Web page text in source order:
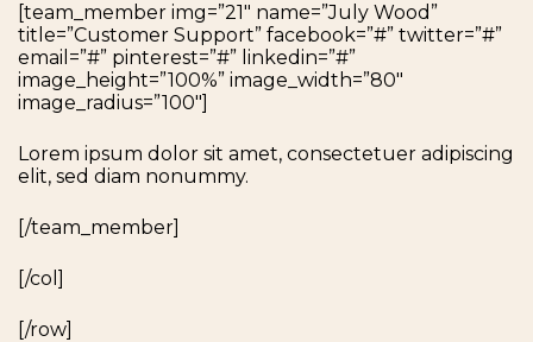
[team_member img=”21″ name=”July Wood”
title=”Customer Support” facebook=”#” twitter=”#”
email=”#” pinterest=”#” linkedin=”#”
image_height=”100%” image_width=”80″
image_radius=”100″]
Lorem ipsum dolor sit amet, consectetuer adipiscing
elit, sed diam nonummy.
[/team_member]
[/col]
[/row]